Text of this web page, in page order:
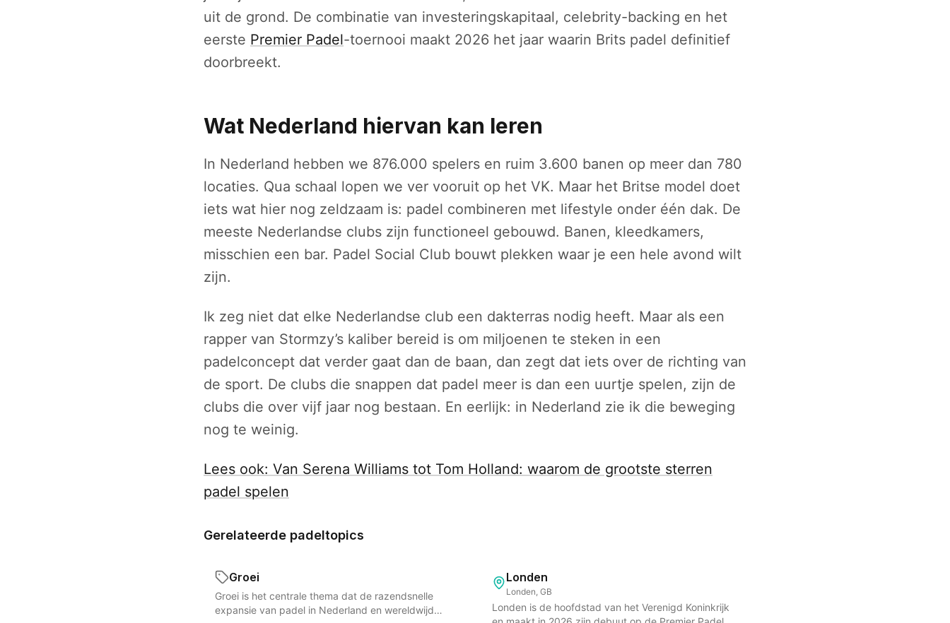
uit de grond. De combinatie van investeringskapitaal, celebrity-backing en het
eerste Premier Padel-toernooi maakt 2026 het jaar waarin Brits padel definitief
doorbreekt.
Wat Nederland hiervan kan leren
In Nederland hebben we 876.000 spelers en ruim 3.600 banen op meer dan 780
locaties. Qua schaal lopen we ver vooruit op het VK. Maar het Britse model doet
iets wat hier nog zeldzaam is: padel combineren met lifestyle onder één dak. De
meeste Nederlandse clubs zijn functioneel gebouwd. Banen, kleedkamers,
misschien een bar. Padel Social Club bouwt plekken waar je een hele avond wilt
zijn.
Ik zeg niet dat elke Nederlandse club een dakterras nodig heeft. Maar als een
rapper van Stormzy’s kaliber bereid is om miljoenen te steken in een
padelconcept dat verder gaat dan de baan, dan zegt dat iets over de richting van
de sport. De clubs die snappen dat padel meer is dan een uurtje spelen, zijn de
clubs die over vijf jaar nog bestaan. En eerlijk: in Nederland zie ik die beweging
nog te weinig.
Lees ook: Van Serena Williams tot Tom Holland: waarom de grootste sterren
padel spelen
Gerelateerde padeltopics
Groei
Groei is het centrale thema dat de razendsnelle
expansie van padel in Nederland en wereldwijd
Londen
Londen, GB
Londen is de hoofdstad van het Verenigd Koninkrijk